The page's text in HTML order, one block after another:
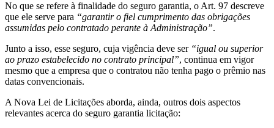
No que se refere à finalidade do seguro garantia, o Art. 97 descreve
que ele serve para “garantir o fiel cumprimento das obrigações
assumidas pelo contratado perante à Administração”.
Junto a isso, esse seguro, cuja vigência deve ser “igual ou superior
ao prazo estabelecido no contrato principal”, continua em vigor
mesmo que a empresa que o contratou não tenha pago o prêmio nas
datas convencionais.
A Nova Lei de Licitações aborda, ainda, outros dois aspectos
relevantes acerca do seguro garantia licitação: